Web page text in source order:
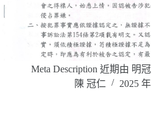
Meta Description 近期由 明
陳 冠仁
2025